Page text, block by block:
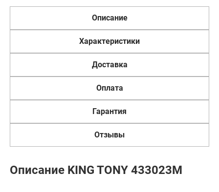
Описание
Характеристики
Доставка
Оплата
Гарантия
Отзывы
Описание KING TONY 433023M